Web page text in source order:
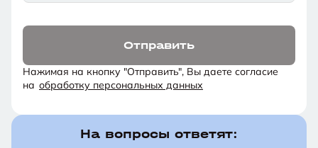
Отправить
Нажимая на кнопку "Отправить", Вы даете согласие
на обработку персональных данных
На вопросы ответят: